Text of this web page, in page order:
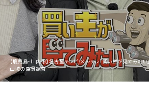
【鹿児島・川内市】名古屋テレビ/メ〜テレ「買い主が見てみた
山域の空撮調査